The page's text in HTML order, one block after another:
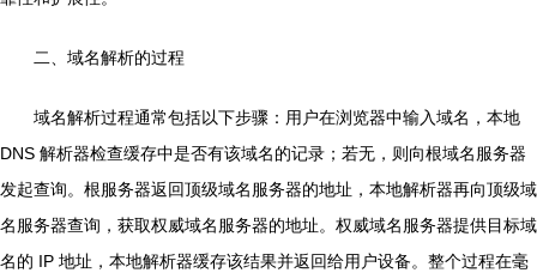
二、域名解析的过程
域名解析过程通常包括以下步骤：用户在浏览器中输入域名，本地
DNS 解析器检查缓存中是否有该域名的记录；若无，则向根域名服务器
发起查询。根服务器返回顶级域名服务器的地址，本地解析器再向顶级域
名服务器查询，获取权威域名服务器的地址。权威域名服务器提供目标域
名的 IP 地址，本地解析器缓存该结果并返回给用户设备。整个过程在毫